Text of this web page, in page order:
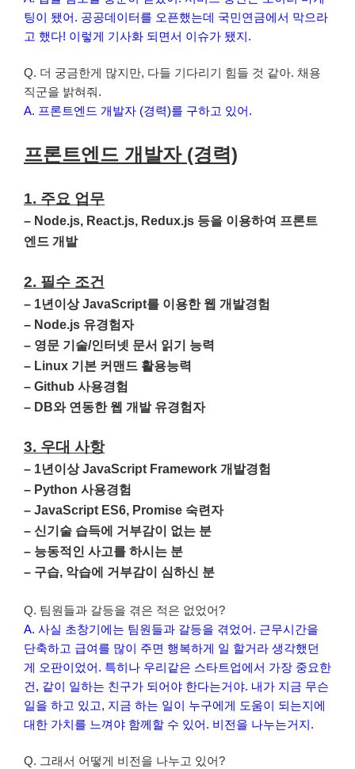
팅이 됐어. 공공데이터를 오픈했는데 국민연금에서 막으라
고 했다! 이렇게 기사화 되면서 이슈가 됐지.
Q. 더 궁금한게 많지만, 다들 기다리기 힘들 것 같아. 채용
직군을 밝혀줘.
A. 프론트엔드 개발자 (경력)를 구하고 있어.
프론트엔드 개발자 (경력)
1. 주요 업무
– Node.js, React.js, Redux.js 등을 이용하여 프론트
엔드 개발
2. 필수 조건
– 1년이상 JavaScript를 이용한 웹 개발경험
– Node.js 유경험자
– 영문 기술/인터넷 문서 읽기 능력
– Linux 기본 커맨드 활용능력
– Github 사용경험
– DB와 연동한 웹 개발 유경험자
3. 우대 사항
– 1년이상 JavaScript Framework 개발경험
– Python 사용경험
– JavaScript ES6, Promise 숙련자
– 신기술 습득에 거부감이 없는 분
– 능동적인 사고를 하시는 분
– 구습, 악습에 거부감이 심하신 분
Q. 팀원들과 갈등을 겪은 적은 없었어?
A. 사실 초창기에는 팀원들과 갈등을 겪었어. 근무시간을
단축하고 급여를 많이 주면 행복하게 일 할거라 생각했던
게 오판이었어. 특히나 우리같은 스타트업에서 가장 중요한
건, 같이 일하는 친구가 되어야 한다는거야. 내가 지금 무슨
일을 하고 있고, 지금 하는 일이 누구에게 도움이 되는지에
대한 가치를 느껴야 함께할 수 있어. 비전을 나누는거지.
Q. 그래서 어떻게 비전을 나누고 있어?